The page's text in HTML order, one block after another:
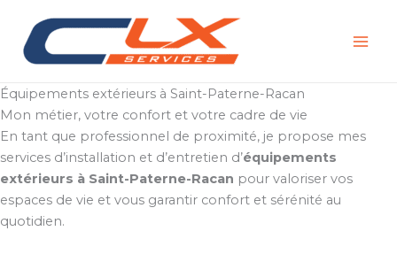
contenu
Équipements extérieurs à Saint-Paterne-Racan
Mon métier, votre confort et votre cadre de vie
En tant que professionnel de proximité, je propose mes
services d’installation et d’entretien d’équipements
extérieurs à Saint-Paterne-Racan pour valoriser vos
espaces de vie et vous garantir confort et sérénité au
quotidien.